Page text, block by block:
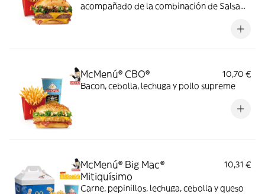
acompañado de la combinación de Salsa
doble de cheddar, lechuga fresca y tiras de
McMenú® CBO®
10,70 €
Bacon, cebolla, lechuga y pollo supreme
McMenú® Big Mac®
Mitiquísimo
10,31 €
Carne, pepinillos, lechuga, cebolla y queso